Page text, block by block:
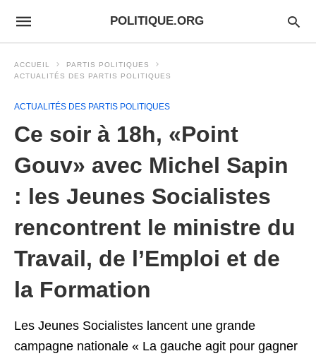
POLITIQUE.ORG
ACCUEIL
PARTIS POLITIQUES
ACTUALITÉS DES PARTIS POLITIQUES
ACTUALITÉS DES PARTIS POLITIQUES
Ce soir à 18h, «Point
Gouv» avec Michel Sapin
: les Jeunes Socialistes
rencontrent le ministre du
Travail, de l’Emploi et de
la Formation
Les Jeunes Socialistes lancent une grande
campagne nationale « La gauche agit pour gagner